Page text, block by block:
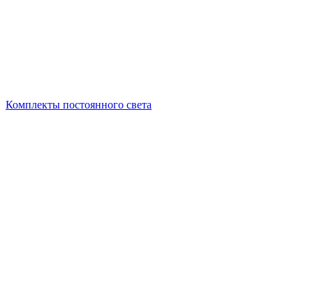
Комплекты постоянного света